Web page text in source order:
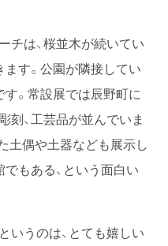
チは、桜並木が続いてい
す。公園が隣接してい
。常設展では辰野町に
刻、工芸品が並んでいま
土偶や土器なども展示し
もある、という面白い
いうのは、とても嬉しい